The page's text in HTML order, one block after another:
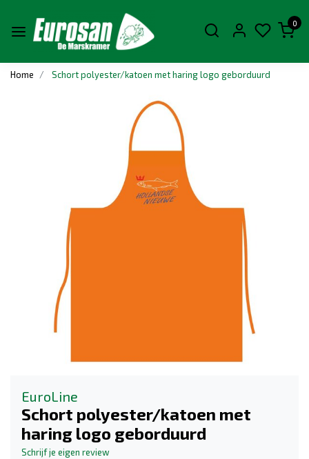
0
Home Schort polyester/katoen met haring logo geborduurd
EuroLine
Schort polyester/katoen met
haring logo geborduurd
Schrijf je eigen review